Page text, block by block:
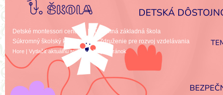
Detské montessori centrum
Súkromná základná škola
Súkromný školský klub detí | OZ Združenie pre rozvoj vzdelávania
Hore | Vytlačiť aktuálnu stránku| Mapa stránok